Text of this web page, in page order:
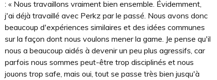
: « Nous travaillons vraiment bien ensemble. Évidemment,
j'ai déjà travaillé avec Perkz par le passé. Nous avons donc
beaucoup d'expériences similaires et des idées communes
sur la façon dont nous voulons mener la game. Je pense qu'il
nous a beaucoup aidés à devenir un peu plus agressifs, car
parfois nous sommes peut-être trop disciplinés et nous
jouons trop safe, mais oui, tout se passe très bien jusqu'à